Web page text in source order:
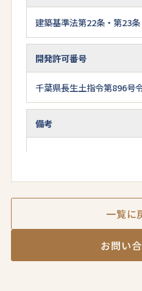
建築基準法第22条・第23条
開発許可番号
千葉県長生土指令第896号
備考
一覧に
お問い